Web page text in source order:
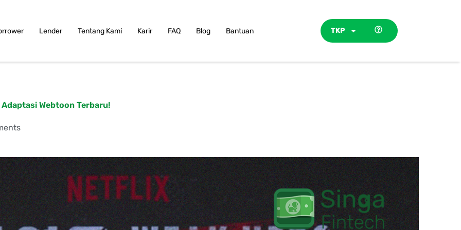
Lender Tentang Kami Karir FAQ Blog Bantuan TKP
Webtoon Terbaru!